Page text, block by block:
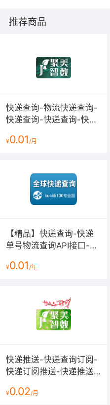
Quota
Expired
403
Invalid
AppCode
400
Signature
401
Invalid
HTTP响应状态码完整对照
https://help.aliyun.com/
推荐商品
快递查询-物流快递查询-
快递查询-快递查询-快递
物流查询-快递查询-快递
¥0.01 /月
【精品】快递查询-快递
单号物流查询API接口-支
递物流查询-单号查询-高
¥0.01 /年
快递推送-快递查询订阅-
快递订阅推送-快递推送-
订阅-快递推送-快递推
¥0.02/月